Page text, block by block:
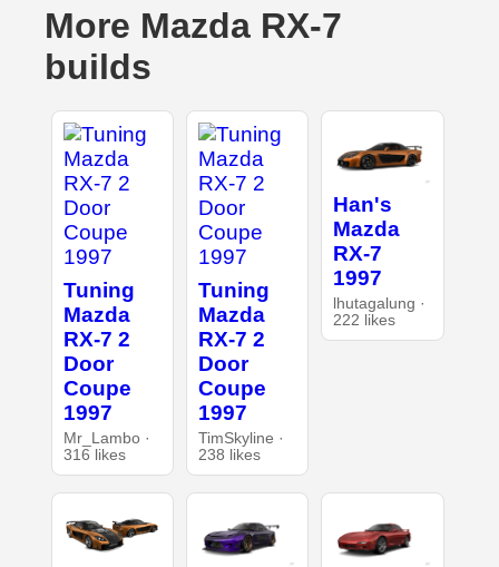
More Mazda RX-7
builds
Tuning
Mazda
RX-7 2
Door
Coupe
1997
Mr_Lambo ·
316 likes
Tuning
Mazda
RX-7 2
Door
Coupe
1997
TimSkyline ·
238 likes
Han's
Mazda
RX-7
1997
lhutagalung ·
222 likes